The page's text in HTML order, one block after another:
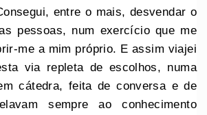
entre o mais, desvendar o
pessoas, num exercício que me
me a mim próprio. E assim viajei
via repleta de escolhos, numa
cátedra, feita de conversa e de
sempre ao conhecimento